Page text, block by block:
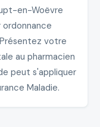
en-Woëvre
votre
au pharmacien
peut s'appliquer
Maladie.